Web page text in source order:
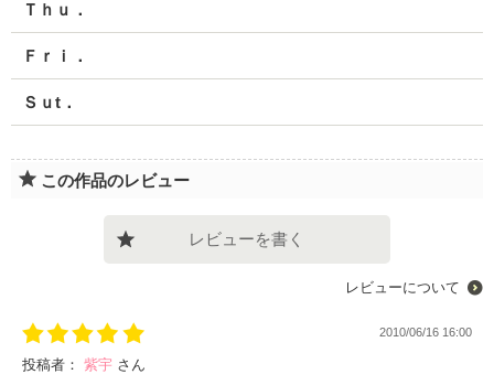
Ｔｈｕ．
Ｆｒｉ．
Ｓｕt．
この作品のレビュー
レビューを書く
レビューについて
2010/06/16 16:00
投稿者： 紫宇 さん